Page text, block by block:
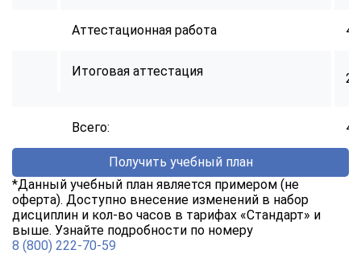
Аттестационная работа 40
Итоговая аттестация 2
Всего:
Получить учебный план
*Данный учебный план является примером (не
оферта). Доступно внесение изменений в набор
дисциплин и кол-во часов в тарифах «Стандарт» и
выше. Узнайте подробности по номеру
8 (800) 222-70-59